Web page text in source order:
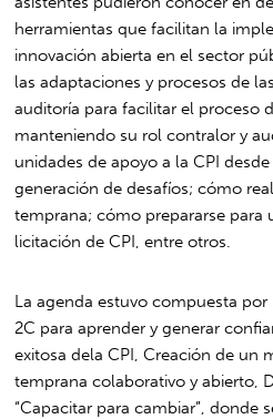
herramientas que facilitan la
innovación abierta en el sector
las adaptaciones y procesos de
auditoría para facilitar el proceso
manteniendo su rol contralor y
unidades de apoyo a la CPI
generación de desafíos; cómo
temprana; cómo prepararse para
licitación de CPI, entre otros.
La agenda estuvo compuesta
2C para aprender y generar
exitosa dela CPI, Creación de un
temprana colaborativo y abierto,
“Capacitar para cambiar”, donde